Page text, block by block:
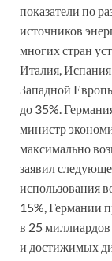
показатели по
источников
многих стран
Италия, Испания
Западной
до 35%.
министр
максимально
заявил
использования
15%, Германии
в 25 миллиардов
и достижимых